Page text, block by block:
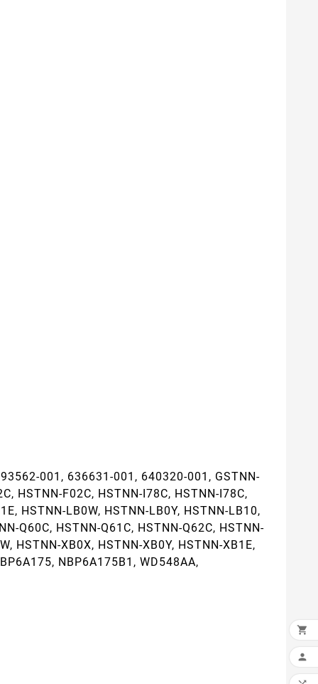
001, 636631-001, 640320-001, GSTNN-
HSTNN-F02C, HSTNN-I78C, HSTNN-I78C,
HSTNN-LB0W, HSTNN-LB0Y, HSTNN-LB10,
Q60C, HSTNN-Q61C, HSTNN-Q62C, HSTNN-
HSTNN-XB0X, HSTNN-XB0Y, HSTNN-XB1E,
NBP6A175B1, WD548AA,

